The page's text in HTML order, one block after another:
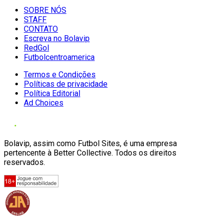
SOBRE NÓS
STAFF
CONTATO
Escreva no Bolavip
RedGol
Futbolcentroamerica
Termos e Condições
Políticas de privacidade
Política Editorial
Ad Choices
Bolavip, assim como Futbol Sites, é uma empresa
pertencente à Better Collective. Todos os direitos
reservados.